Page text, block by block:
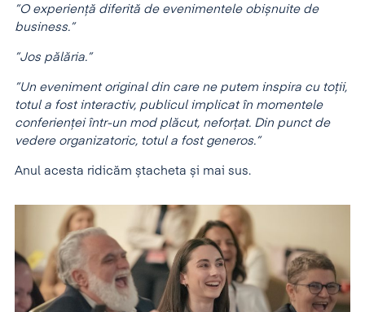
”O experiență diferită de evenimentele obișnuite de
business.”
”Jos pălăria.”
”Un eveniment original din care ne putem inspira cu toții,
totul a fost interactiv, publicul implicat în momentele
conferienței într-un mod plăcut, neforțat. Din punct de
vedere organizatoric, totul a fost generos.”
Anul acesta ridicăm ștacheta și mai sus.